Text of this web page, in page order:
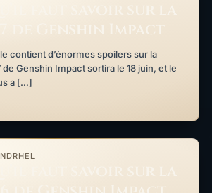
de Genshin Impact
contient d’énormes spoilers sur la
de Genshin Impact sortira le 18 juin, et le
a […]
sur la version 5.6 de Genshin Impact